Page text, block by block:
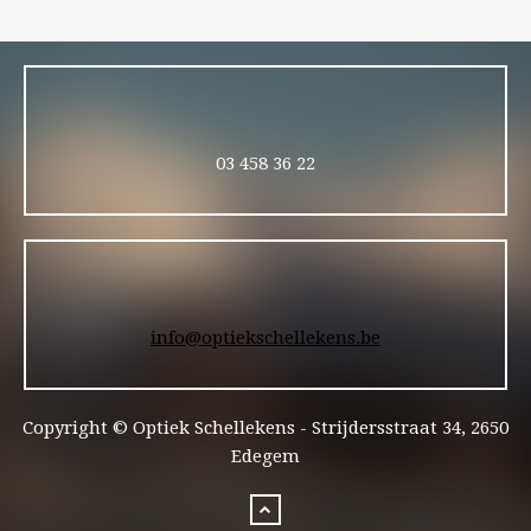
03 458 36 22
info@optiekschellekens.be
Copyright © Optiek Schellekens - Strijdersstraat 34, 2650
Edegem